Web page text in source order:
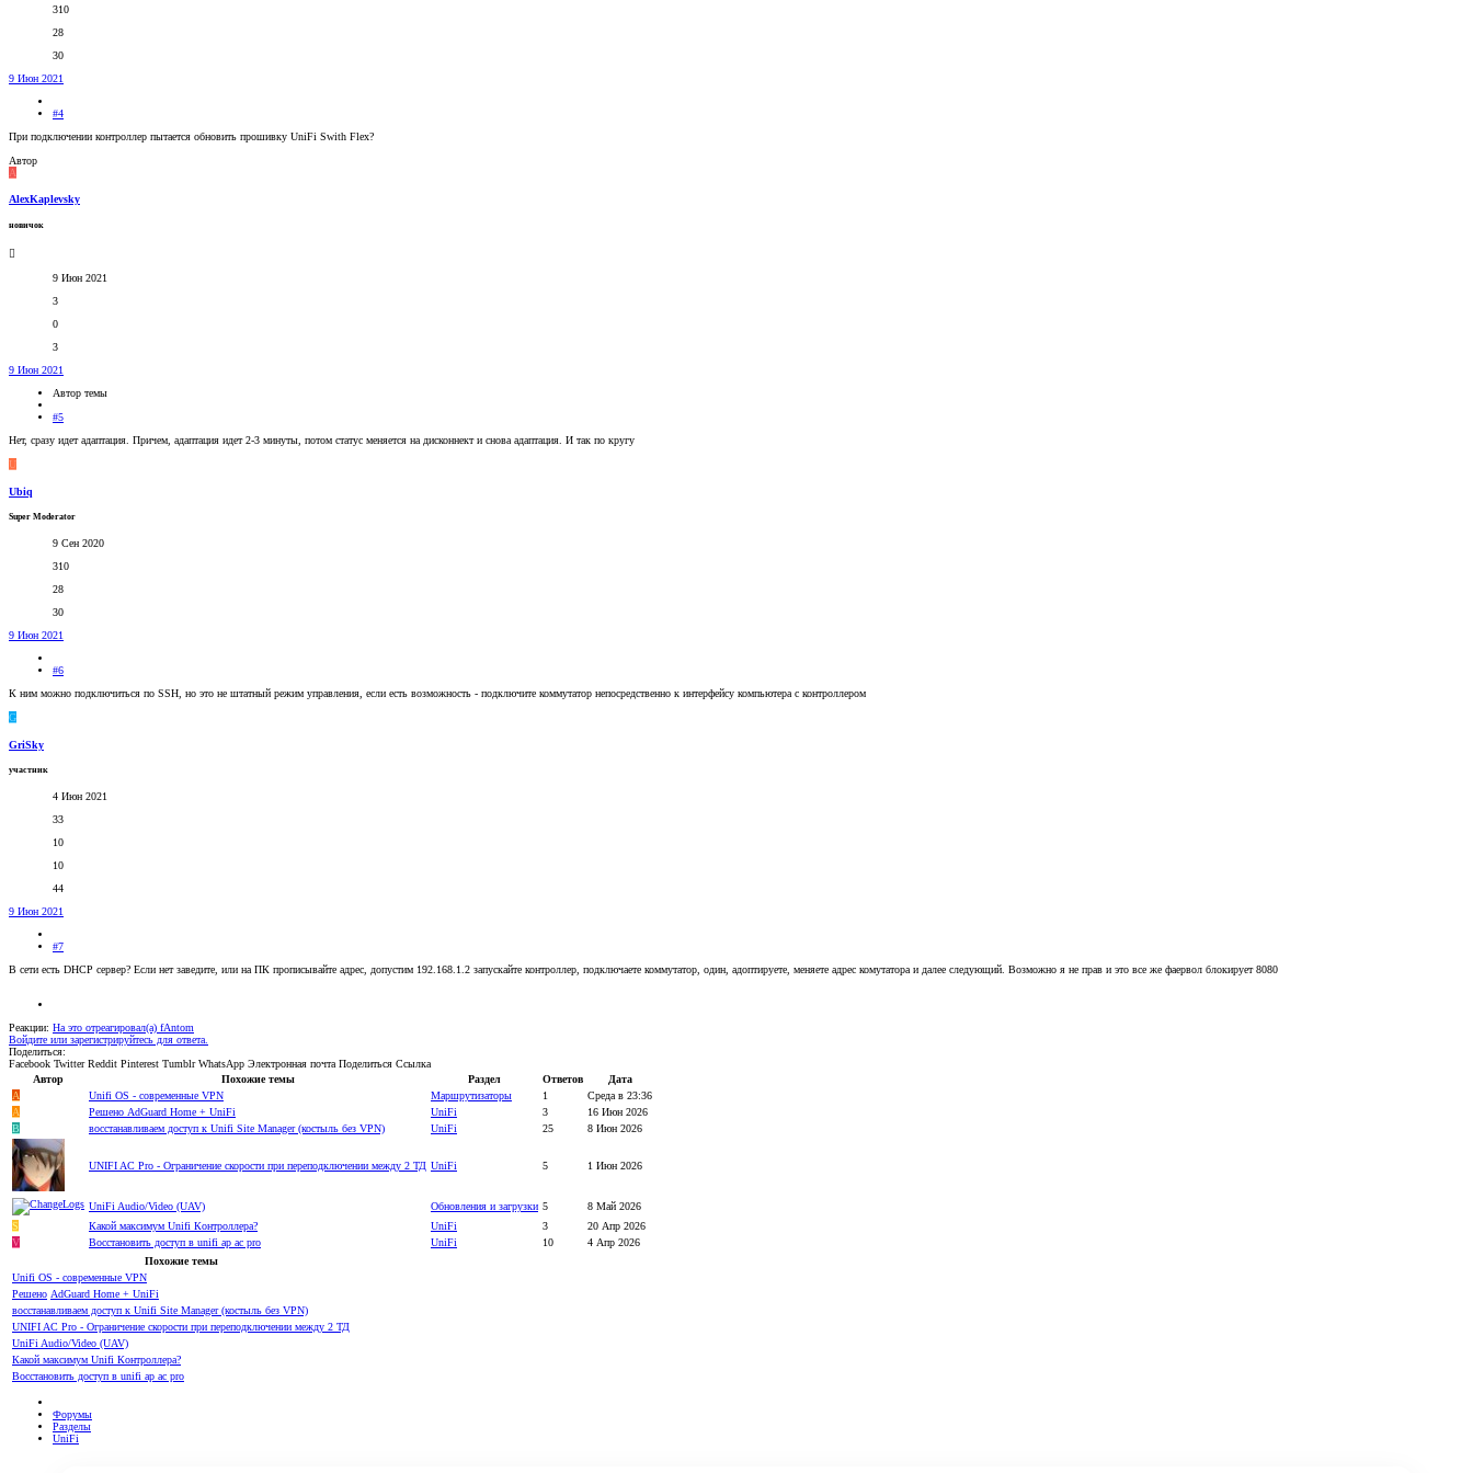
310
28
30
9 Июн 2021
#4
При подключении контроллер пытается обновить прошивку UniFi Swith Flex?
Автор
A
AlexKaplevsky
новичок
9 Июн 2021
3
0
3
9 Июн 2021
Автор темы
#5
Нет, сразу идет адаптация. Причем, адаптация идет 2-3 минуты, потом статус меняется на дисконнект и снова адаптация. И так по кругу
U
Ubiq
Super Moderator
9 Сен 2020
310
28
30
9 Июн 2021
#6
К ним можно подключиться по SSH, но это не штатный режим управления, если есть возможность - подключите коммутатор непосредственно к интерфейсу компьютера с контроллером
G
GriSky
участник
4 Июн 2021
33
10
10
44
9 Июн 2021
#7
В сети есть DHCP сервер? Если нет заведите, или на ПК прописывайте адрес, допустим 192.168.1.2 запускайте контроллер, подключаете коммутатор, один, адоптируете, меняете адрес комутатора и далее следующий. Возможно я не прав и это все же фаервол блокирует 8080
Реакции: На это отреагировал(а) fAntom
Войдите или зарегистрируйтесь для ответа.
Поделиться:
Facebook Twitter Reddit Pinterest Tumblr WhatsApp Электронная почта Поделиться Ссылка
Автор
Похожие темы Раздел Ответов
Дата
A
Unifi OS - современные VPN Маршрутизаторы 1
Среда в 23:36
A
Решено AdGuard Home + UniFi UniFi 3
16 Июн 2026
B
восстанавливаем доступ к Unifi Site Manager (костыль без VPN) UniFi 25 8 Июн 2026
UNIFI AC Pro - Ограничение скорости при переподключении между 2 ТД UniFi 5 1 Июн 2026
UniFi Audio/Video (UAV) Обновления и загрузки 5
8 Май 2026
S
Какой максимум Unifi Контроллера? UniFi 3
20 Апр 2026
V
Восстановить доступ в unifi ap ac pro UniFi 10
4 Апр 2026
Похожие темы
Unifi OS - современные VPN
Решено AdGuard Home + UniFi
восстанавливаем доступ к Unifi Site Manager (костыль без VPN)
UNIFI AC Pro - Ограничение скорости при переподключении между 2 ТД
UniFi Audio/Video (UAV)
Какой максимум Unifi Контроллера?
Восстановить доступ в unifi ap ac pro
Форумы
Разделы
UniFi